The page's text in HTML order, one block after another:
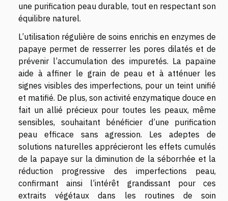
une purification peau durable, tout en respectant son
équilibre naturel.
L’utilisation régulière de soins enrichis en enzymes de
papaye permet de resserrer les pores dilatés et de
prévenir l’accumulation des impuretés. La papaïne
aide à affiner le grain de peau et à atténuer les
signes visibles des imperfections, pour un teint unifié
et matifié. De plus, son activité enzymatique douce en
fait un allié précieux pour toutes les peaux, même
sensibles, souhaitant bénéficier d’une purification
peau efficace sans agression. Les adeptes de
solutions naturelles apprécieront les effets cumulés
de la papaye sur la diminution de la séborrhée et la
réduction progressive des imperfections peau,
confirmant ainsi l’intérêt grandissant pour ces
extraits végétaux dans les routines de soin